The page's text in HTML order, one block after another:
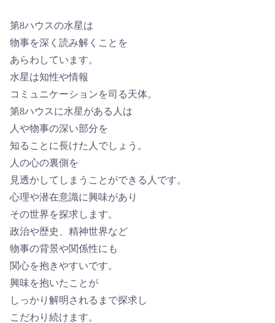
第8ハウスの水星は
物事を深く読み解くことを
あらわしています。
水星は知性や情報
コミュニケーションを司る天体。
第8ハウスに水星がある人は
人や物事の深い部分を
知ることに長けた人でしょう。
人の心の裏側を
見透かしてしまうことができる人です。
心理や潜在意識に興味があり
その世界を探求します。
政治や歴史、精神世界など
物事の背景や関係性にも
関心を抱きやすいです。
興味を抱いたことが
しっかり解明されるまで探求し
こだわり続けます。